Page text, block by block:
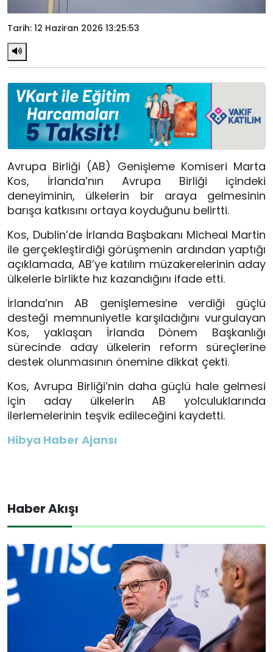
Tarih: 12 Haziran 2026 13:25:53
Avrupa Birliği (AB) Genişleme Komiseri Marta
Kos, İrlanda’nın Avrupa Birliği içindeki
deneyiminin, ülkelerin bir araya gelmesinin
barışa katkısını ortaya koyduğunu belirtti.
Kos, Dublin’de İrlanda Başbakanı Micheal Martin
ile gerçekleştirdiği görüşmenin ardından yaptığı
açıklamada, AB’ye katılım müzakerelerinin aday
ülkelerle birlikte hız kazandığını ifade etti.
İrlanda’nın AB genişlemesine verdiği güçlü
desteği memnuniyetle karşıladığını vurgulayan
Kos, yaklaşan İrlanda Dönem Başkanlığı
sürecinde aday ülkelerin reform süreçlerine
destek olunmasının önemine dikkat çekti.
Kos, Avrupa Birliği’nin daha güçlü hale gelmesi
için aday ülkelerin AB yolculuklarında
ilerlemelerinin teşvik edileceğini kaydetti.
Hibya Haber Ajansı
Haber Akışı